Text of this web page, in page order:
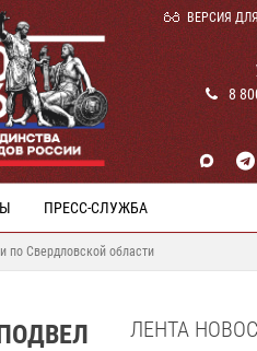
ВЕРСИЯ
8
ПРЕСС-СЛУЖБА
по Свердловской области
ЛЕНТА